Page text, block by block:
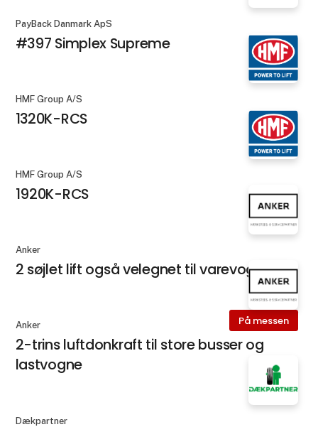
PayBack Danmark ApS
#397 Simplex Supreme
HMF Group A/S
1320K-RCS
HMF Group A/S
1920K-RCS
Anker
2 søjlet lift også velegnet til varevogne
På messen
Anker
2-trins luftdonkraft til store busser og
lastvogne
Dækpartner